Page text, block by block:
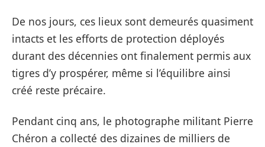
De nos jours, ces lieux sont demeurés quasiment
intacts et les efforts de protection déployés
durant des décennies ont finalement permis aux
tigres d’y prospérer, même si l’équilibre ainsi
créé reste précaire.
Pendant cinq ans, le photographe militant Pierre
Chéron a collecté des dizaines de milliers de